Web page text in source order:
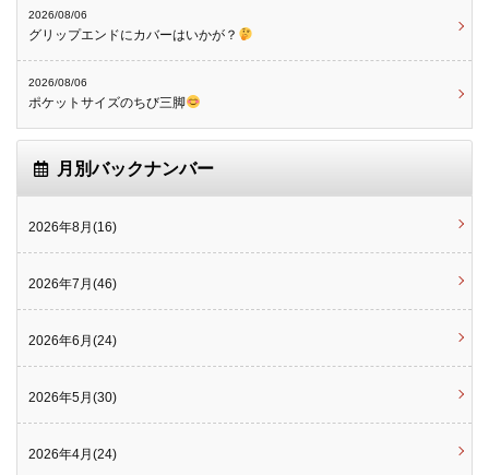
2026/08/06
グリップエンドにカバーはいかが？
2026/08/06
ポケットサイズのちび三脚
月別バックナンバー
2026年8月(16)
2026年7月(46)
2026年6月(24)
2026年5月(30)
2026年4月(24)